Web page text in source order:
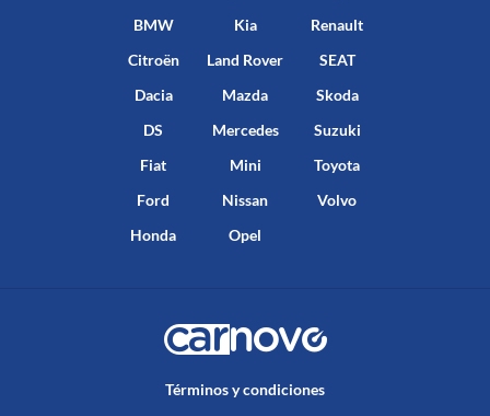
BMW
Citroën
Dacia
DS
Fiat
Ford
Honda
Kia
Land Rover
Mazda
Mercedes
Mini
Nissan
Opel
Renault
SEAT
Skoda
Suzuki
Toyota
Volvo
Términos y condiciones